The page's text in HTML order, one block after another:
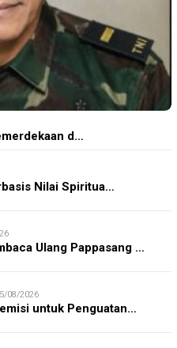
d…
Nilai Spiritua…
Ulang Pappasang …
08/2026
untuk Penguatan…